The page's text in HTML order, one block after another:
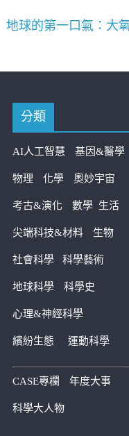
地球的第一口氣：大
分類
AI人工智慧 基因&醫學
物理 化學 奧妙宇宙
考古&演化 數學 生活
尖端科技&材料 生物
社會科學 科學藝術
地球科學 科學史
心理&神經科學
繽紛生態 運動科學
————————————
CASE專欄 年度大事
科學大人物